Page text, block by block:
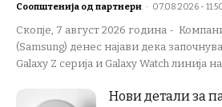
Соопштенија од партнери - 07.08.2026 -
Скопје, 7 август 2026 година -
(Samsung) денес најави дека
Galaxy Z серија и Galaxy Watch линија
Нови детали за